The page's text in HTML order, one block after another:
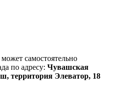
самостоятельно
по адресу: Чувашская
территория Элеватор, 18